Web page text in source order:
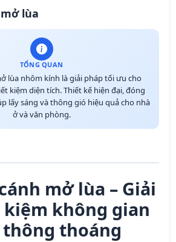
lùa
TỔNG QUAN
lùa nhôm kính là giải pháp tối ưu cho
kiệm diện tích. Thiết kế hiện đại, đóng
lấy sáng và thông gió hiệu quả cho nhà
ở và văn phòng.
mở lùa – Giải
không gian
thoáng